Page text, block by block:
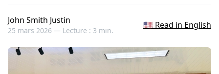
John Smith Justin
25 mars 2026 — Lecture : 3 min.
🇺🇸 Read in English